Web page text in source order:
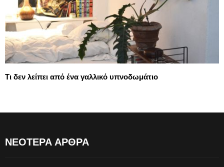
Τι δεν λείπει από ένα γαλλικό υπνοδωμάτιο
ΝΕΟΤΕΡΑ ΑΡΘΡΑ